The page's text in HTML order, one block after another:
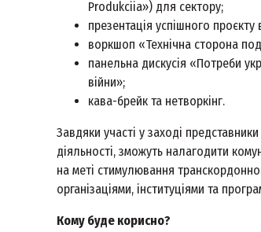
Produkciia») для сектору;
презентація успішного
воркшоп «Технічна сторона
панельна дискусія «Потреби
війни»;
кава-брейк та нетворкінг.
Завдяки участі у заході
діяльності, зможуть налагодити
на меті стимулювання
організаціями, інституціями та
Кому буде корисно?